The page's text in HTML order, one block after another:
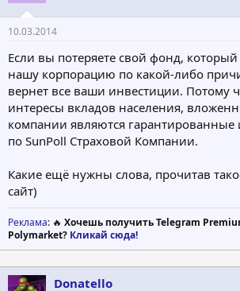
10.03.2014
Если вы потеряете свой фонд,
нашу корпорацию по какой-либо
вернет все ваши инвестиции. Потому
интересы вкладов населения,
компании являются гарантированные
по SunPoll Страховой Компании.
Какие ещё нужны слова, прочитав
сайт)
Реклама: 🔥 Хочешь получить Telegram
Polymarket? Кликай сюда!
Donatello